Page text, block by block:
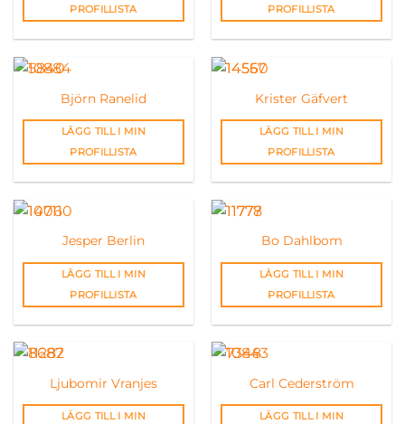
PROFILLISTA
PROFILLISTA
Björn Ranelid
LÄGG TILL I MIN
PROFILLISTA
Krister Gäfvert
LÄGG TILL I MIN
PROFILLISTA
Jesper Berlin
LÄGG TILL I MIN
PROFILLISTA
Bo Dahlbom
LÄGG TILL I MIN
PROFILLISTA
Ljubomir Vranjes
LÄGG TILL I MIN
Carl Cederström
LÄGG TILL I MIN